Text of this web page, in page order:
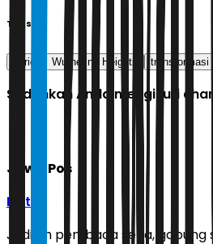
Tags
karier Wuthering Heights transformasi
Sudahkah Anda mengikuti
Jawa Pos
Ikuti
Jadilah pembaca setia, gabung